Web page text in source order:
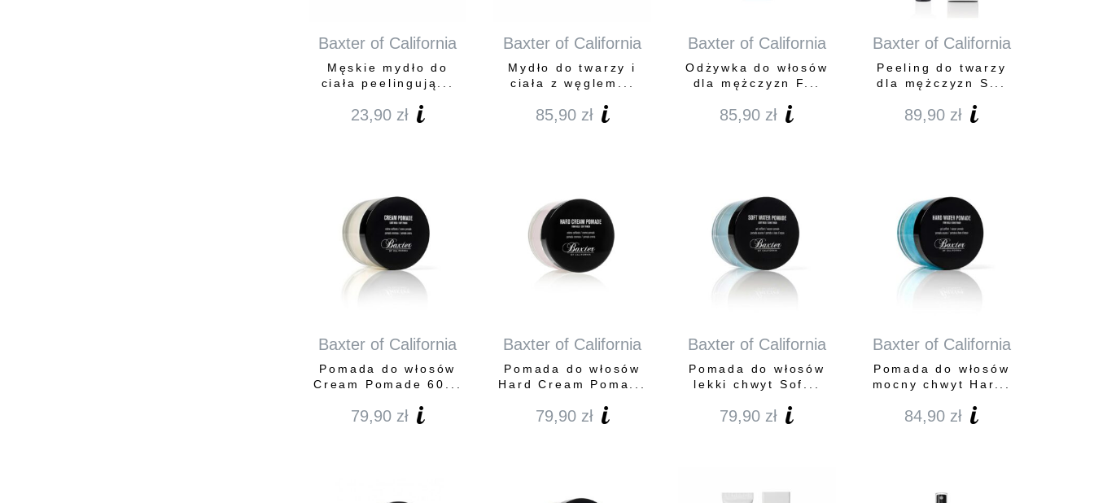
Baxter of California
Męskie mydło do
ciała peelingują...
23,90 zł
Baxter of California
Mydło do twarzy i
ciała z węglem...
85,90 zł
Baxter of California
Odżywka do włosów
dla mężczyzn F...
85,90 zł
Baxter of California
Peeling do twarzy
dla mężczyzn S...
89,90 zł
Baxter of California
Pomada do włosów
Cream Pomade 60...
79,90 zł
Baxter of California
Pomada do włosów
Hard Cream Poma...
79,90 zł
Baxter of California
Pomada do włosów
lekki chwyt Sof...
79,90 zł
Baxter of California
Pomada do włosów
mocny chwyt Har...
84,90 zł